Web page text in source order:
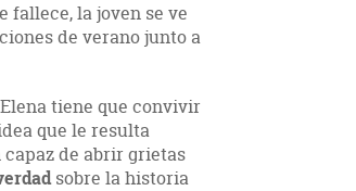
fallece, la joven se ve
de verano junto a
tiene que convivir
que le resulta
de abrir grietas
sobre la historia